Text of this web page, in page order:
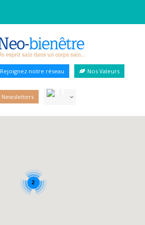
Rejoignez notre réseau Nos Valeurs
Newsletters
2